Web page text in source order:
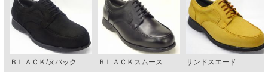
ＢＬＡＣＫ/ヌバック ＢＬＡＣＫスムース サンドスエード